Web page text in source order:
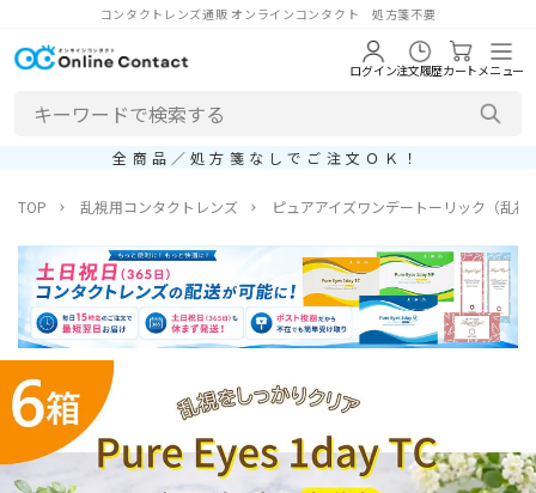
コンタクトレンズ通販 オンラインコンタクト 処方箋不要
ログイン注文履歴カートメニュー
全商品／処方箋なしでご注文ＯＫ！
TOP 乱視用コンタクトレンズ ピュアアイズワンデートーリック（乱視